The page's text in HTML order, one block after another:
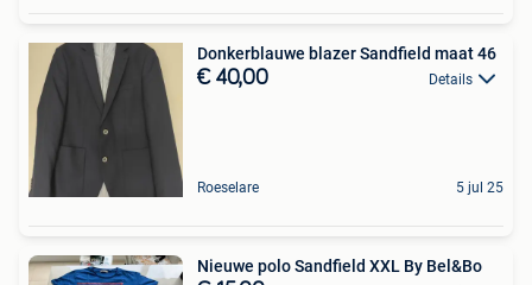
Donkerblauwe blazer Sandfield maat 46
€ 40,00 Details
Roeselare 5 jul 25
Nieuwe polo Sandfield XXL By Bel&Bo